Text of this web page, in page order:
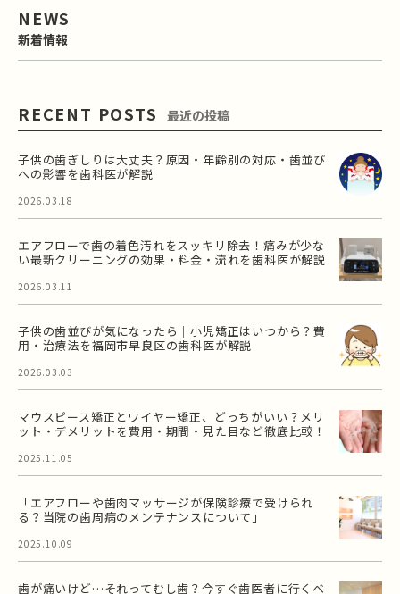
NEWS
新着情報
RECENT POSTS 最近の投稿
子供の歯ぎしりは大丈夫？原因・年齢別の対応・歯並び
への影響を歯科医が解説
2026.03.18
エアフローで歯の着色汚れをスッキリ除去！痛みが少な
い最新クリーニングの効果・料金・流れを歯科医が解説
2026.03.11
子供の歯並びが気になったら｜小児矯正はいつから？費
用・治療法を福岡市早良区の歯科医が解説
2026.03.03
マウスピース矯正とワイヤー矯正、どっちがいい？メリ
ット・デメリットを費用・期間・見た目など徹底比較！
2025.11.05
「エアフローや歯肉マッサージが保険診療で受けられ
る？当院の歯周病のメンテナンスについて」
2025.10.09
歯が痛いけど…それってむし歯？今すぐ歯医者に行くべ